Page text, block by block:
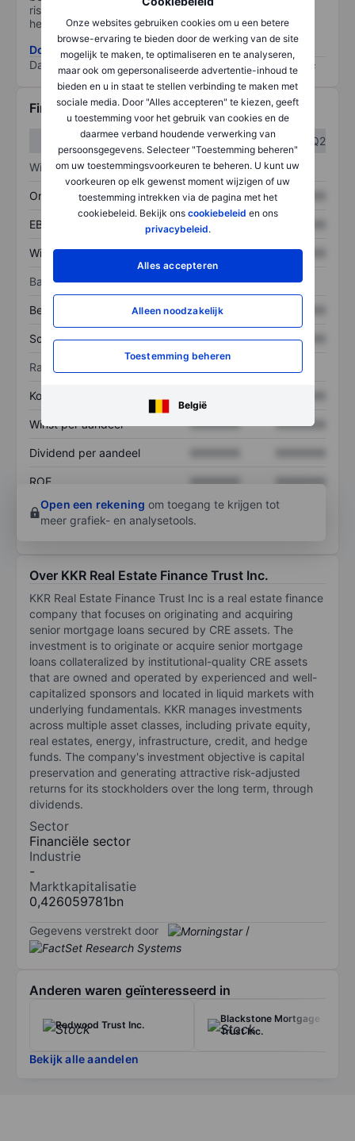
Onze websites gebruiken cookies om u een betere
browse-ervaring te bieden door de werking van de site
mogelijk te maken, te optimaliseren en te analyseren,
maar ook om gepersonaliseerde advertentie-inhoud te
bieden en u in staat te stellen verbinding te maken met
sociale media. Door "Alles accepteren" te kiezen, geeft
u toestemming voor het gebruik van cookies en de
daarmee verband houdende verwerking van
persoonsgegevens. Selecteer "Toestemming beheren"
om uw toestemmingsvoorkeuren te beheren. U kunt uw
voorkeuren op elk gewenst moment wijzigen of uw
toestemming intrekken via de pagina met het
cookiebeleid. Bekijk ons cookiebeleid en ons
privacybeleid.
Alles accepteren
Alleen noodzakelijk
Toestemming beheren
België
risico, hoe beter (0 staat voor geen risico en 100 voor
het grootste risico).
Download de ESG-risicomethodologie
Data provided by
/
Financiële gegevens
Q1
Q2
Winst/verlies
Omzet XXXXXXX XXXXXXX
EBITDA XXXXXXX
Winst XXXXXXX XXXXXXX
Balans
Bezittingen XXXXXXX
Schulden XXXXXXX XXXXXXX
Ratio's
Koers/omzetratio
Winst per aandeel XXXXXXX XXXXXXX
Dividend per aandeel
ROE XXXXXXX
XXXXXXX
Open een rekening om toegang te krijgen tot
meer grafiek- en analysetools.
Over KKR Real Estate Finance Trust Inc.
KKR Real Estate Finance Trust Inc is a real estate finance
company that focuses on originating and acquiring
senior mortgage loans secured by CRE assets. The
investment is to originate or acquire senior mortgage
loans collateralized by institutional-quality CRE assets
that are owned and operated by experienced and well-
capitalized sponsors and located in liquid markets with
underlying fundamentals. KKR manages investments
across multiple asset classes, including private equity,
real estates, energy, infrastructure, credit, and hedge
funds. The company's investment objective is capital
preservation and generating attractive risk-adjusted
returns for its stockholders over the long term, through
dividends.
Sector
Financiële sector
Industrie
-
Marktkapitalisatie
0,426059781bn
Gegevens verstrekt door /
Anderen waren geïnteresseerd in
Redwood Trust Inc.
Blackstone Mortgage
Trust Inc.
Bekijk alle aandelen